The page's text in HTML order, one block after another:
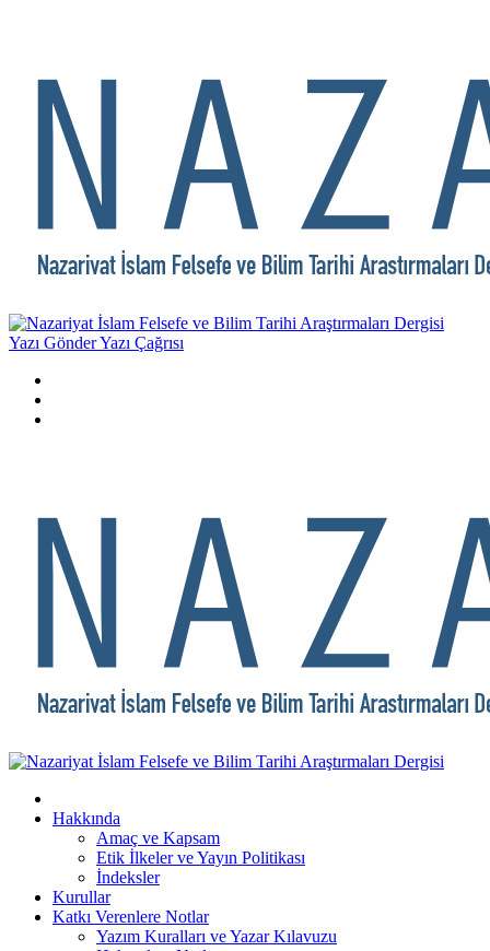
Yazı GönderYazı Çağrısı
Hakkında
Amaç ve Kapsam
Etik İlkeler ve Yayın Politikası
İndeksler
Kurullar
Katkı Verenlere Notlar
Yazım Kuralları ve Yazar Kılavuzu